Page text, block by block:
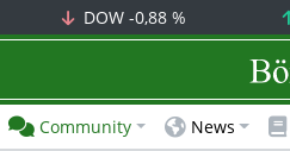
DOW -0,88 %
Community News